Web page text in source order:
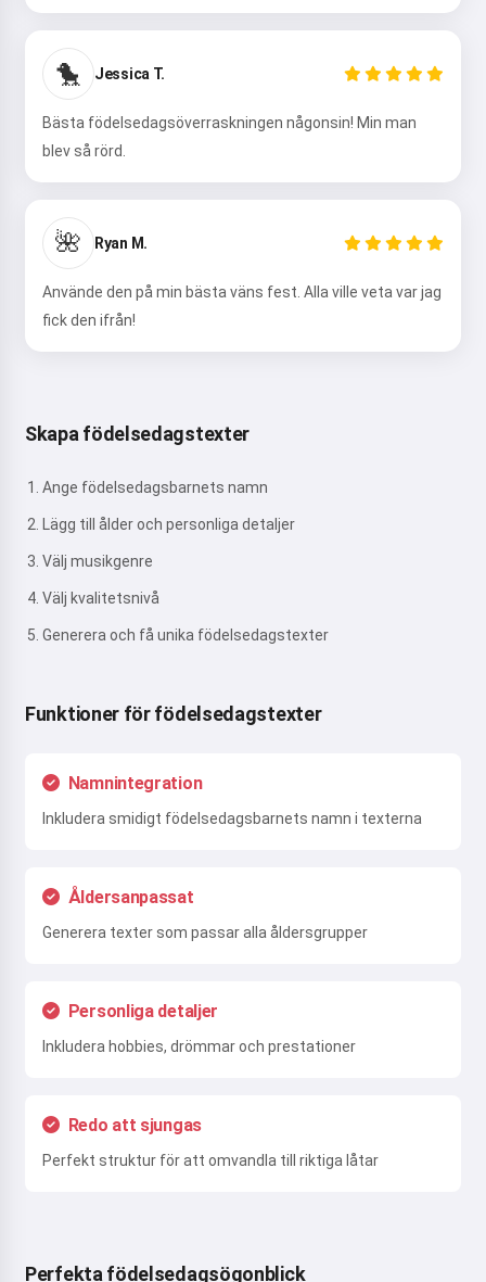
🐤 Jessica T.
Bästa födelsedagsöverraskningen någonsin! Min man
blev så rörd.
🌺 Ryan M.
Använde den på min bästa väns fest. Alla ville veta var jag
fick den ifrån!
Skapa födelsedagstexter
Ange födelsedagsbarnets namn
Lägg till ålder och personliga detaljer
Välj musikgenre
Välj kvalitetsnivå
Generera och få unika födelsedagstexter
Funktioner för födelsedagstexter
Namnintegration
Inkludera smidigt födelsedagsbarnets namn i texterna
Åldersanpassat
Generera texter som passar alla åldersgrupper
Personliga detaljer
Inkludera hobbies, drömmar och prestationer
Redo att sjungas
Perfekt struktur för att omvandla till riktiga låtar
Perfekta födelsedagsögonblick